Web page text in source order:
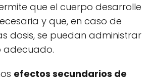
que el cuerpo desarrolle
y que, en caso de
dosis, se puedan administrar
adecuado.
efectos secundarios de